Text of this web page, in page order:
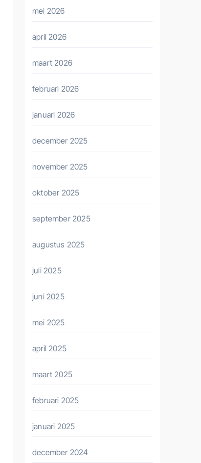
mei 2026
april 2026
maart 2026
februari 2026
januari 2026
december 2025
november 2025
oktober 2025
september 2025
augustus 2025
juli 2025
juni 2025
mei 2025
april 2025
maart 2025
februari 2025
januari 2025
december 2024